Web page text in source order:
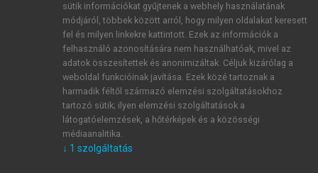
ÚJ FIÓK LÉTREHOZÁSA
1 óra díjmentes hozzáférés
E-MAIL-CÍM
sütik információkat gyűjtenek a webhely használatának
módjáról, többek között arról, hogy milyen oldalakat keresett
fel és milyen linkekre kattintott. Ezek az információk a
felhasználó azonosítására nem használhatóak, mivel az
adatok összesítettek és anonimizáltak. Céljuk kizárólag a
weboldal funkcióinak javítása. Ezek közé tartoznak a
harmadik féltől származó elemzési szolgáltatásokhoz
tartozó sütik; ilyen elemzési szolgáltatások a
látogatóelemzések, a hőtérképek és a közösségi
médiaanalitika.
↓ 1 szolgáltatás